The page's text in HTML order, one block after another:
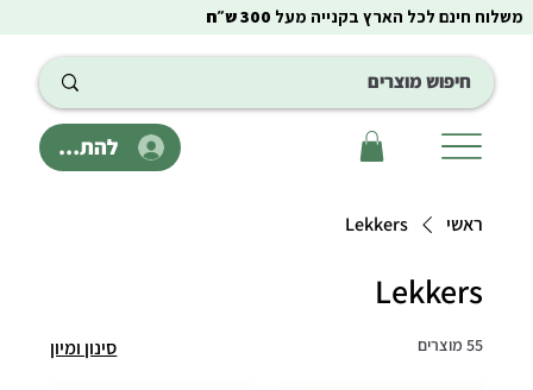
להתחבר
משלוח חינם לכל הארץ בקנייה מעל 300 ש״ח
ראשי Lekkers
Lekkers
55 מוצרים סינון ומיון